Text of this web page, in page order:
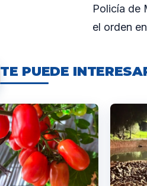
Policía de
el orden
TE PUEDE